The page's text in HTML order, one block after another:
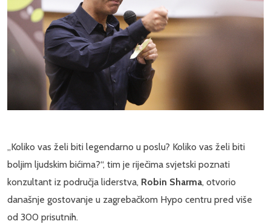
„Koliko vas želi biti legendarno u poslu? Koliko vas želi biti
boljim ljudskim bićima?“, tim je riječima svjetski poznati
konzultant iz područja liderstva, Robin Sharma, otvorio
današnje gostovanje u zagrebačkom Hypo centru pred više
od 300 prisutnih.